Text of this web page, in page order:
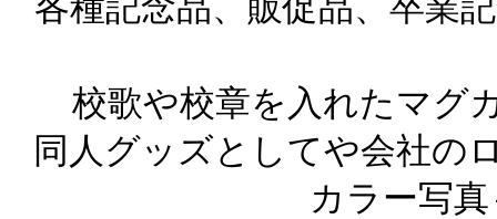
各種記念品、販促品、卒業
校歌や校章を入れたマグ
同人グッズとしてや会社
カラー写